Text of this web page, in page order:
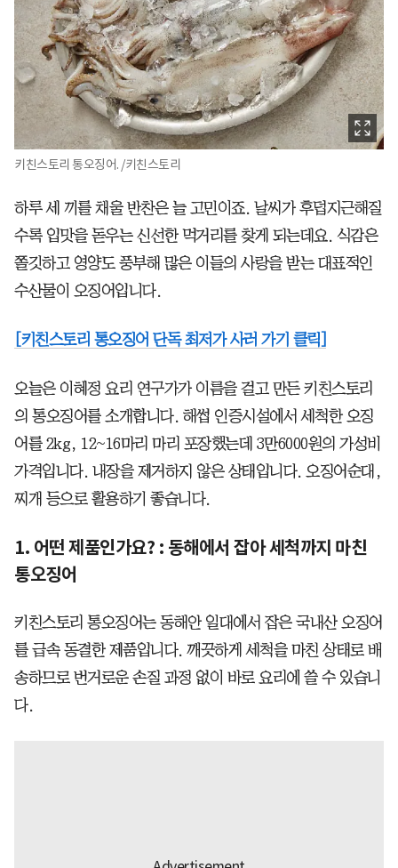
키친스토리 통오징어. /키친스토리
하루 세 끼를 채울 반찬은 늘 고민이죠. 날씨가 후덥지근해질
수록 입맛을 돋우는 신선한 먹거리를 찾게 되는데요. 식감은
쫄깃하고 영양도 풍부해 많은 이들의 사랑을 받는 대표적인
수산물이 오징어입니다.
[키친스토리 통오징어 단독 최저가 사러 가기 클릭]
오늘은 이혜정 요리 연구가가 이름을 걸고 만든 키친스토리
의 통오징어를 소개합니다. 해썹 인증시설에서 세척한 오징
어를 2kg, 12~16마리 마리 포장했는데 3만6000원의 가성비
가격입니다. 내장을 제거하지 않은 상태입니다. 오징어순대,
찌개 등으로 활용하기 좋습니다.
1. 어떤 제품인가요? : 동해에서 잡아 세척까지 마친
통오징어
키친스토리 통오징어는 동해안 일대에서 잡은 국내산 오징어
를 급속 동결한 제품입니다. 깨끗하게 세척을 마친 상태로 배
송하므로 번거로운 손질 과정 없이 바로 요리에 쓸 수 있습니
다.